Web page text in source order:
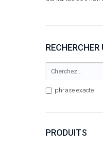
phrase exacte
PRODUITS